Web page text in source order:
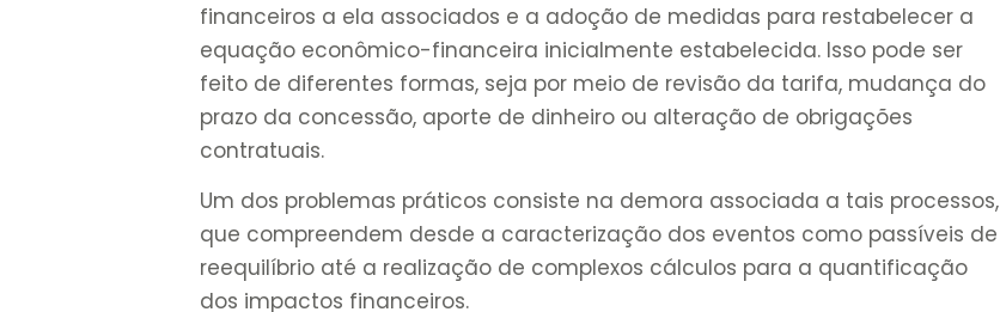
financeiros a ela associados e a adoção de medidas para restabelecer a
equação econômico-financeira inicialmente estabelecida. Isso pode ser
feito de diferentes formas, seja por meio de revisão da tarifa, mudança do
prazo da concessão, aporte de dinheiro ou alteração de obrigações
contratuais.
Um dos problemas práticos consiste na demora associada a tais processos,
que compreendem desde a caracterização dos eventos como passíveis de
reequilíbrio até a realização de complexos cálculos para a quantificação
dos impactos financeiros.